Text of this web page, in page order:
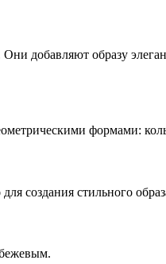
добавляют образу
формами:
создания стильного